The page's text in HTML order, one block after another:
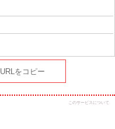
をコピー
このサービスについて